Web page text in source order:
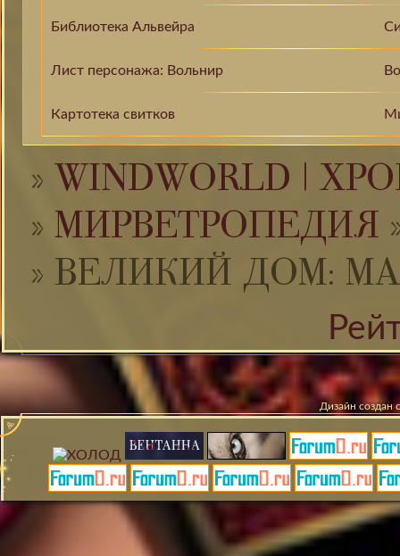
Библиотека Альвейра
Лист персонажа: Вольнир
Картотека свитков
» WINDWORLD |
» МИРВЕТРОПЕДИЯ
» ВЕЛИКИЙ ДОМ:
Дизайн создан